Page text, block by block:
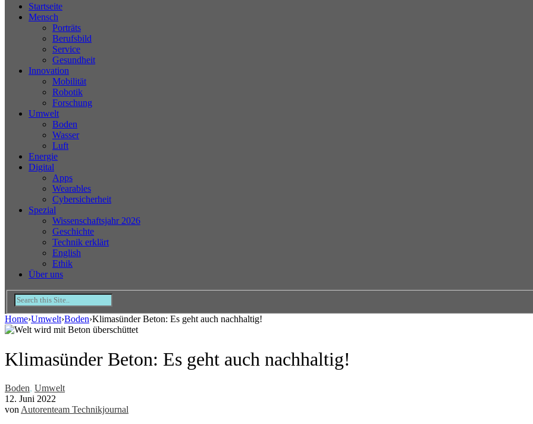
Startseite
Mensch
Porträts
Berufsbild
Service
Gesundheit
Innovation
Mobilität
Robotik
Forschung
Umwelt
Boden
Wasser
Luft
Energie
Digital
Apps
Wearables
Cybersicherheit
Spezial
Wissenschaftsjahr 2026
Geschichte
Technik erklärt
English
Ethik
Über uns
Home›Umwelt›Boden›Klimasünder Beton: Es geht auch nachhaltig!
Klimasünder Beton: Es geht auch nachhaltig!
Boden, Umwelt
12. Juni 2022
von Autorenteam Technikjournal